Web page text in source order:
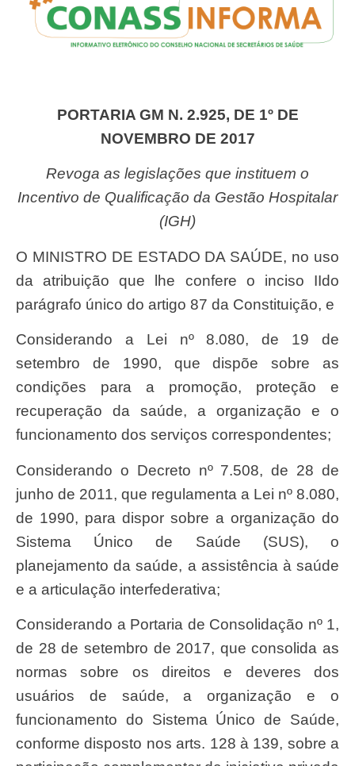
PORTARIA GM N. 2.925, DE 1º DE
NOVEMBRO DE 2017
Revoga as legislações que instituem o
Incentivo de Qualificação da Gestão Hospitalar
(IGH)
O MINISTRO DE ESTADO DA SAÚDE, no uso
da atribuição que lhe confere o inciso IIdo
parágrafo único do artigo 87 da Constituição, e
Considerando a Lei nº 8.080, de 19 de
setembro de 1990, que dispõe sobre as
condições para a promoção, proteção e
recuperação da saúde, a organização e o
funcionamento dos serviços correspondentes;
Considerando o Decreto nº 7.508, de 28 de
junho de 2011, que regulamenta a Lei nº 8.080,
de 1990, para dispor sobre a organização do
Sistema Único de Saúde (SUS), o
planejamento da saúde, a assistência à saúde
e a articulação interfederativa;
Considerando a Portaria de Consolidação nº 1,
de 28 de setembro de 2017, que consolida as
normas sobre os direitos e deveres dos
usuários de saúde, a organização e o
funcionamento do Sistema Único de Saúde,
conforme disposto nos arts. 128 à 139, sobre a